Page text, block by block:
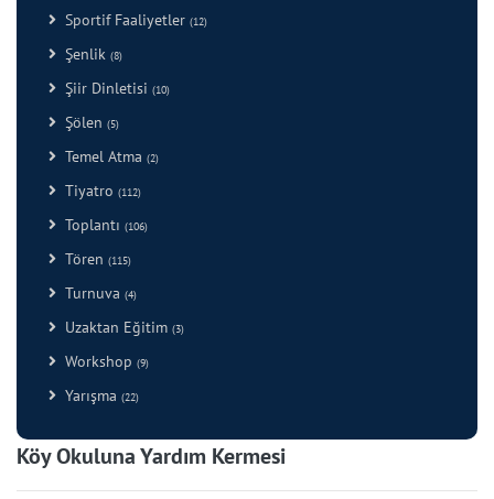
Sportif Faaliyetler (12)
Şenlik (8)
Şiir Dinletisi (10)
Şölen (5)
Temel Atma (2)
Tiyatro (112)
Toplantı (106)
Tören (115)
Turnuva (4)
Uzaktan Eğitim (3)
Workshop (9)
Yarışma (22)
Köy Okuluna Yardım Kermesi